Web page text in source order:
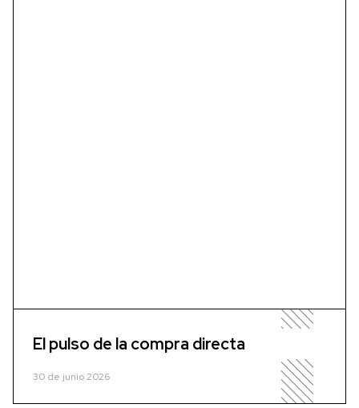
El pulso de la compra directa
30 de junio 2026